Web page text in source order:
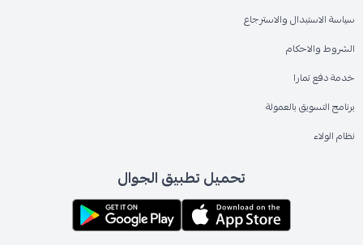
سياسة الاستبدال والاسترجاع
الشروط والاحكام
خدمة دفع تمارا
برنامج التسويق بالعمولة
نظام الولاء
تحميل تطبيق الجوال